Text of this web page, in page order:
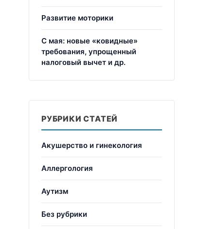
Развитие моторики
С мая: новые «ковидные»
требования, упрощенный
налоговый вычет и др.
РУБРИКИ СТАТЕЙ
Акушерство и гинекология
Аллергология
Аутизм
Без рубрики